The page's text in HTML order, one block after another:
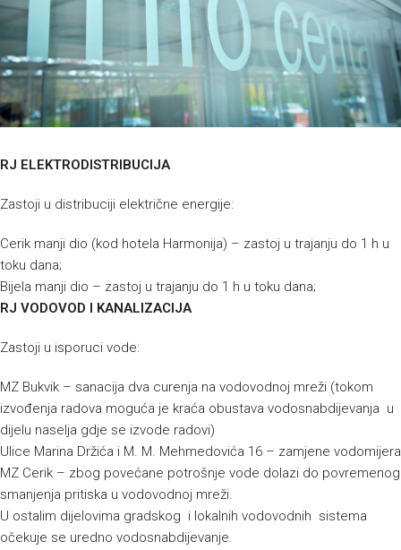
RJ ELEKTRODISTRIBUCIJA
Zastoji u distribuciji električne energije:
Cerik manji dio (kod hotela Harmonija) – zastoj u trajanju do 1 h u
toku dana;
Bijela manji dio – zastoj u trajanju do 1 h u toku dana;
RJ VODOVOD I KANALIZACIJA
Zastoji u isporuci vode:
MZ Bukvik – sanacija dva curenja na vodovodnoj mreži (tokom
izvođenja radova moguća je kraća obustava vodosnabdijevanja u
dijelu naselja gdje se izvode radovi)
Ulice Marina Držića i M. M. Mehmedovića 16 – zamjene vodomijera
MZ Cerik – zbog povećane potrošnje vode dolazi do povremenog
smanjenja pritiska u vodovodnoj mreži.
U ostalim dijelovima gradskog i lokalnih vodovodnih sistema
očekuje se uredno vodosnabdijevanje.